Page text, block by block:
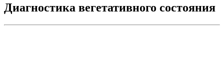
Диагностика вегетативного состояния